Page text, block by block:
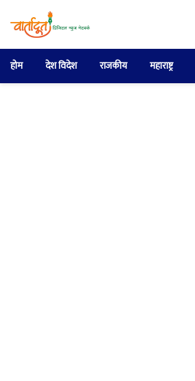
होम देश विदेश राजकीय महाराष्ट्र